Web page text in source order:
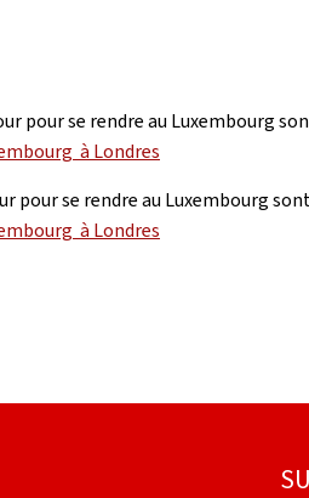
pour se rendre au Luxembourg
à Londres
pour se rendre au Luxembourg
à Londres